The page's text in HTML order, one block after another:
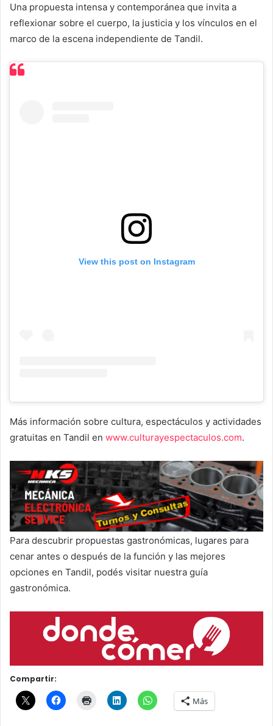
Una propuesta intensa y contemporánea que invita a
reflexionar sobre el cuerpo, la justicia y los vínculos en el
marco de la escena independiente de Tandil.
View this post on Instagram
Más información sobre cultura, espectáculos y actividades
gratuitas en Tandil en www.culturayespectaculos.com.
Para descubrir propuestas gastronómicas, lugares para
cenar antes o después de la función y las mejores
opciones en Tandil, podés visitar nuestra guía
gastronómica.
Compartir:
Más